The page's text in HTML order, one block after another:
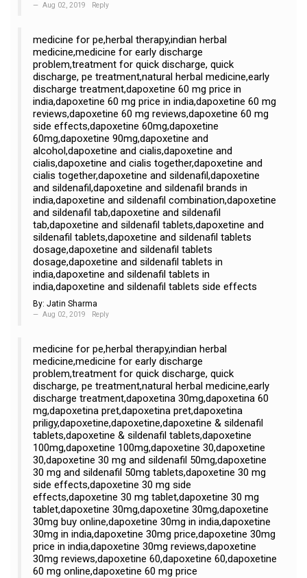
Aug 02, 2019 Reply
medicine for pe,herbal therapy,indian herbal
medicine,medicine for early discharge
problem,treatment for quick discharge, quick
discharge, pe treatment,natural herbal medicine,early
discharge treatment,dapoxetine 60 mg price in
india,dapoxetine 60 mg price in india,dapoxetine 60 mg
reviews,dapoxetine 60 mg reviews,dapoxetine 60 mg
side effects,dapoxetine 60mg,dapoxetine
60mg,dapoxetine 90mg,dapoxetine and
alcohol,dapoxetine and cialis,dapoxetine and
cialis,dapoxetine and cialis together,dapoxetine and
cialis together,dapoxetine and sildenafil,dapoxetine
and sildenafil,dapoxetine and sildenafil brands in
india,dapoxetine and sildenafil combination,dapoxetine
and sildenafil tab,dapoxetine and sildenafil
tab,dapoxetine and sildenafil tablets,dapoxetine and
sildenafil tablets,dapoxetine and sildenafil tablets
dosage,dapoxetine and sildenafil tablets
dosage,dapoxetine and sildenafil tablets in
india,dapoxetine and sildenafil tablets in
india,dapoxetine and sildenafil tablets side effects
By: Jatin Sharma
Aug 02, 2019 Reply
medicine for pe,herbal therapy,indian herbal
medicine,medicine for early discharge
problem,treatment for quick discharge, quick
discharge, pe treatment,natural herbal medicine,early
discharge treatment,dapoxetina 30mg,dapoxetina 60
mg,dapoxetina pret,dapoxetina pret,dapoxetina
priligy,dapoxetine,dapoxetine,dapoxetine & sildenafil
tablets,dapoxetine & sildenafil tablets,dapoxetine
100mg,dapoxetine 100mg,dapoxetine 30,dapoxetine
30,dapoxetine 30 mg and sildenafil 50mg,dapoxetine
30 mg and sildenafil 50mg tablets,dapoxetine 30 mg
side effects,dapoxetine 30 mg side
effects,dapoxetine 30 mg tablet,dapoxetine 30 mg
tablet,dapoxetine 30mg,dapoxetine 30mg,dapoxetine
30mg buy online,dapoxetine 30mg in india,dapoxetine
30mg in india,dapoxetine 30mg price,dapoxetine 30mg
price in india,dapoxetine 30mg reviews,dapoxetine
30mg reviews,dapoxetine 60,dapoxetine 60,dapoxetine
60 mg online,dapoxetine 60 mg price